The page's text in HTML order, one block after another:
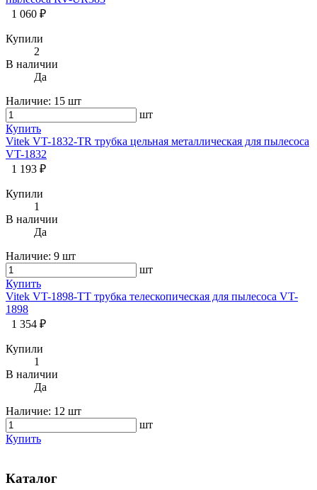
1 060 ₽
Купили
2
В наличии
Да
Наличие: 15 шт
шт
Купить
Vitek VT-1832-TR трубка цельная металлическая для пылесоса
VT-1832
1 193 ₽
Купили
1
В наличии
Да
Наличие: 9 шт
шт
Купить
Vitek VT-1898-TT трубка телескопическая для пылесоса VT-
1898
1 354 ₽
Купили
1
В наличии
Да
Наличие: 12 шт
шт
Купить
Каталог